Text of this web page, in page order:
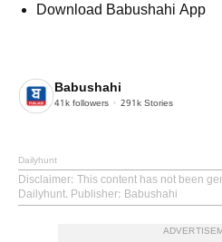
Download Babushahi App
Babushahi
41k followers 291k Stories
Dailyhunt
Disclaimer: This content has not been
Dailyhunt. Publisher: Babushahi